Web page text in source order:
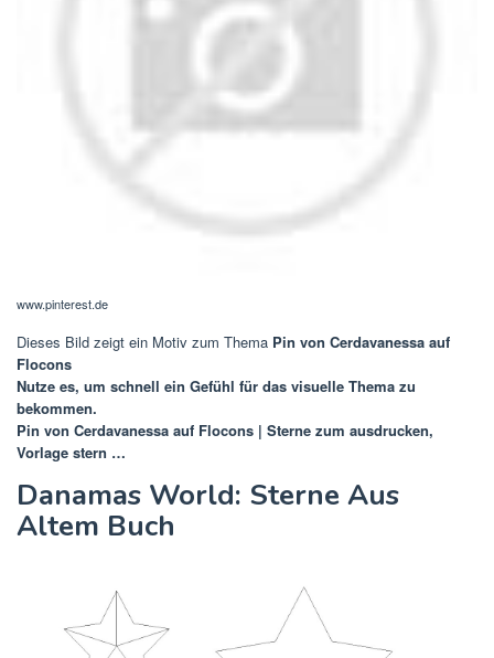
www.pinterest.de
Dieses Bild zeigt ein Motiv zum Thema Pin von Cerdavanessa auf
Flocons
Nutze es, um schnell ein Gefühl für das visuelle Thema zu
bekommen.
Pin von Cerdavanessa auf Flocons | Sterne zum ausdrucken,
Vorlage stern …
Danamas World: Sterne Aus
Altem Buch